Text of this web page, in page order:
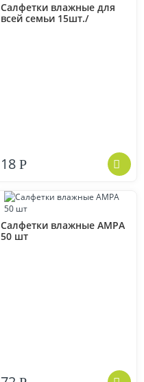
Салфетки влажные для
всей семьи 15шт./
18 Р
Салфетки влажные АМРА
50 шт